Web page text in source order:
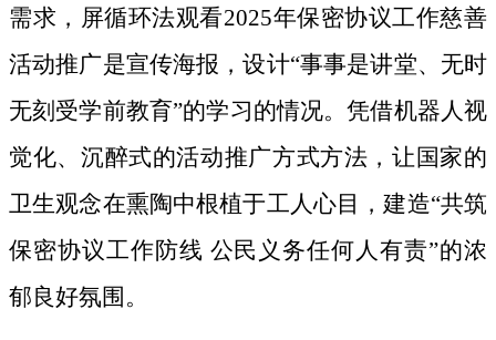
需求，屏循环法观看2025年保密协议工作慈善
活动推广是宣传海报，设计“事事是讲堂、无时
无刻受学前教育”的学习的情况。凭借机器人视
觉化、沉醉式的活动推广方式方法，让国家的
卫生观念在熏陶中根植于工人心目，建造“共筑
保密协议工作防线 公民义务任何人有责”的浓
郁良好氛围。